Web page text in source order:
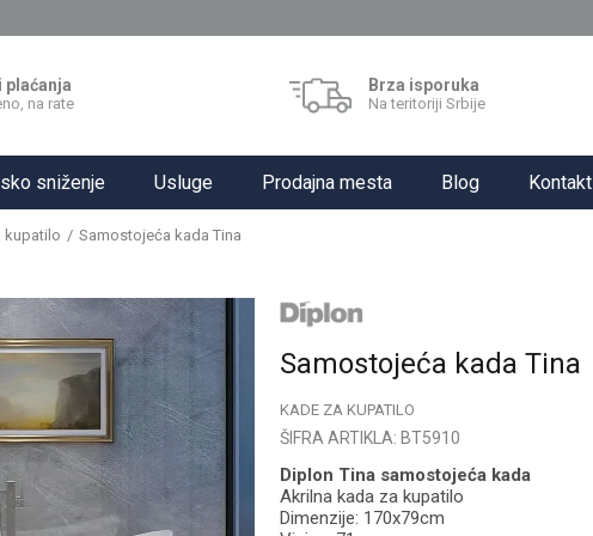
plaćanja
na rate
Brza isporuka
Na teritoriji Srbije
sniženje Usluge Prodajna mesta Blog Kontakt
kupatilo Samostojeća kada Tina
Samostojeća kada Tina
KADE ZA KUPATILO
ŠIFRA ARTIKLA: BT5910
Diplon Tina samostojeća kada
Akrilna kada za kupatilo
Dimenzije: 170x79cm